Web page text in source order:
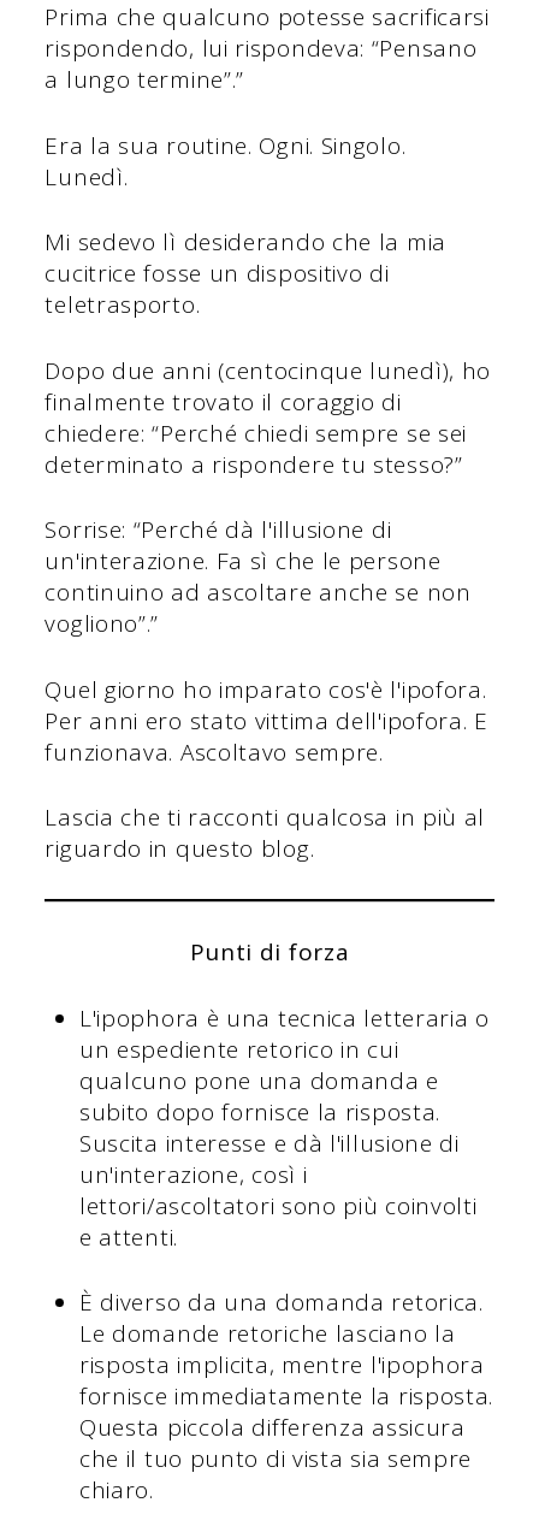
Prima che qualcuno potesse sacrificarsi
rispondendo, lui rispondeva: “Pensano
a lungo termine”.”
Era la sua routine. Ogni. Singolo.
Lunedì.
Mi sedevo lì desiderando che la mia
cucitrice fosse un dispositivo di
teletrasporto.
Dopo due anni (centocinque lunedì), ho
finalmente trovato il coraggio di
chiedere: “Perché chiedi sempre se sei
determinato a rispondere tu stesso?”
Sorrise: “Perché dà l'illusione di
un'interazione. Fa sì che le persone
continuino ad ascoltare anche se non
vogliono”.”
Quel giorno ho imparato cos'è l'ipofora.
Per anni ero stato vittima dell'ipofora. E
funzionava. Ascoltavo sempre.
Lascia che ti racconti qualcosa in più al
riguardo in questo blog.
Punti di forza
L'ipophora è una tecnica letteraria o
un espediente retorico in cui
qualcuno pone una domanda e
subito dopo fornisce la risposta.
Suscita interesse e dà l'illusione di
un'interazione, così i
lettori/ascoltatori sono più coinvolti
e attenti.
È diverso da una domanda retorica.
Le domande retoriche lasciano la
risposta implicita, mentre l'ipophora
fornisce immediatamente la risposta.
Questa piccola differenza assicura
che il tuo punto di vista sia sempre
chiaro.